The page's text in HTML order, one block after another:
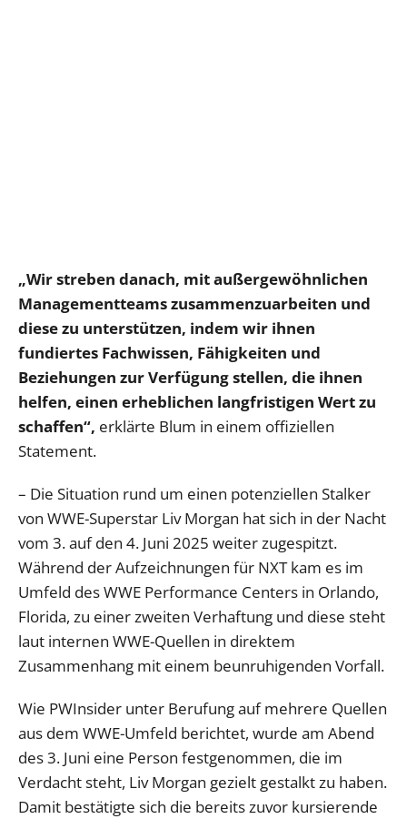
„Wir streben danach, mit außergewöhnlichen
Managementteams zusammenzuarbeiten und
diese zu unterstützen, indem wir ihnen
fundiertes Fachwissen, Fähigkeiten und
Beziehungen zur Verfügung stellen, die ihnen
helfen, einen erheblichen langfristigen Wert zu
schaffen“, erklärte Blum in einem offiziellen
Statement.
– Die Situation rund um einen potenziellen Stalker
von WWE-Superstar Liv Morgan hat sich in der Nacht
vom 3. auf den 4. Juni 2025 weiter zugespitzt.
Während der Aufzeichnungen für NXT kam es im
Umfeld des WWE Performance Centers in Orlando,
Florida, zu einer zweiten Verhaftung und diese steht
laut internen WWE-Quellen in direktem
Zusammenhang mit einem beunruhigenden Vorfall.
Wie PWInsider unter Berufung auf mehrere Quellen
aus dem WWE-Umfeld berichtet, wurde am Abend
des 3. Juni eine Person festgenommen, die im
Verdacht steht, Liv Morgan gezielt gestalkt zu haben.
Damit bestätigte sich die bereits zuvor kursierende